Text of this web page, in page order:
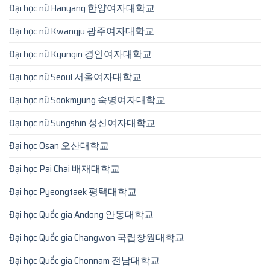
Đại học nữ Hanyang 한양여자대학교
Đại học nữ Kwangju 광주여자대학교
Đại học nữ Kyungin 경인여자대학교
Đại học nữ Seoul 서울여자대학교
Đại học nữ Sookmyung 숙명여자대학교
Đại học nữ Sungshin 성신여자대학교
Đại học Osan 오산대학교
Đại học Pai Chai 배재대학교
Đại học Pyeongtaek 평택대학교
Đại học Quốc gia Andong 안동대학교
Đại học Quốc gia Changwon 국립창원대학교
Đại học Quốc gia Chonnam 전남대학교